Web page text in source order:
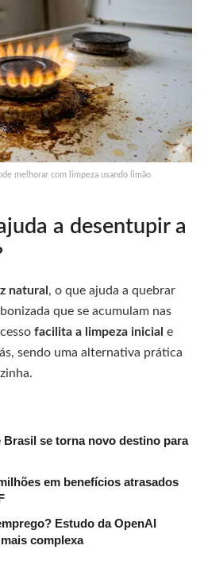
melhorar com limpeza usando limão
a desentupir a
natural , o que ajuda a quebrar
que se acumulam nas
facilita a limpeza inicial e
sendo uma alternativa prática
Brasil se torna novo destino para
em benefícios atrasados
Estudo da OpenAI
complexa